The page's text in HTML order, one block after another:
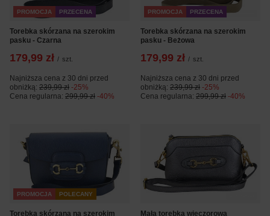
PROMOCJA PRZECENA
Torebka skórzana na szerokim
pasku - Czarna
179,99 zł / szt.
Najniższa cena z 30 dni przed
obniżką: 239,99 zł -25%
Cena regularna: 299,99 zł -40%
PROMOCJA PRZECENA
Torebka skórzana na szerokim
pasku - Beżowa
179,99 zł / szt.
Najniższa cena z 30 dni przed
obniżką: 239,99 zł -25%
Cena regularna: 299,99 zł -40%
PROMOCJA POLECANY
Torebka skórzana na szerokim
Mała torebka wieczorowa